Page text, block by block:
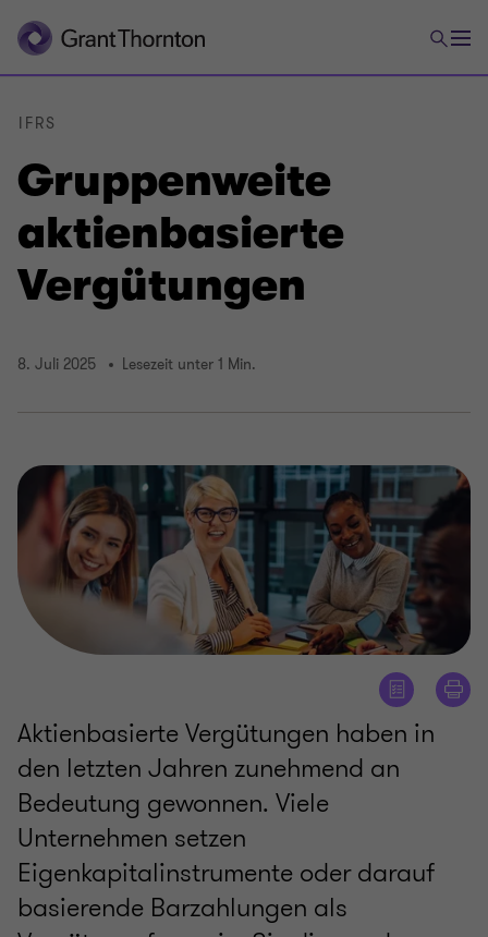
Gruppenweite
aktienbasierte
Vergütungen
IFRS
8. Juli 2025 Lesezeit unter 1 Min.
Aktienbasierte Vergütungen haben in
den letzten Jahren zunehmend an
Bedeutung gewonnen. Viele
Unternehmen setzen
Eigenkapitalinstrumente oder darauf
basierende Barzahlungen als